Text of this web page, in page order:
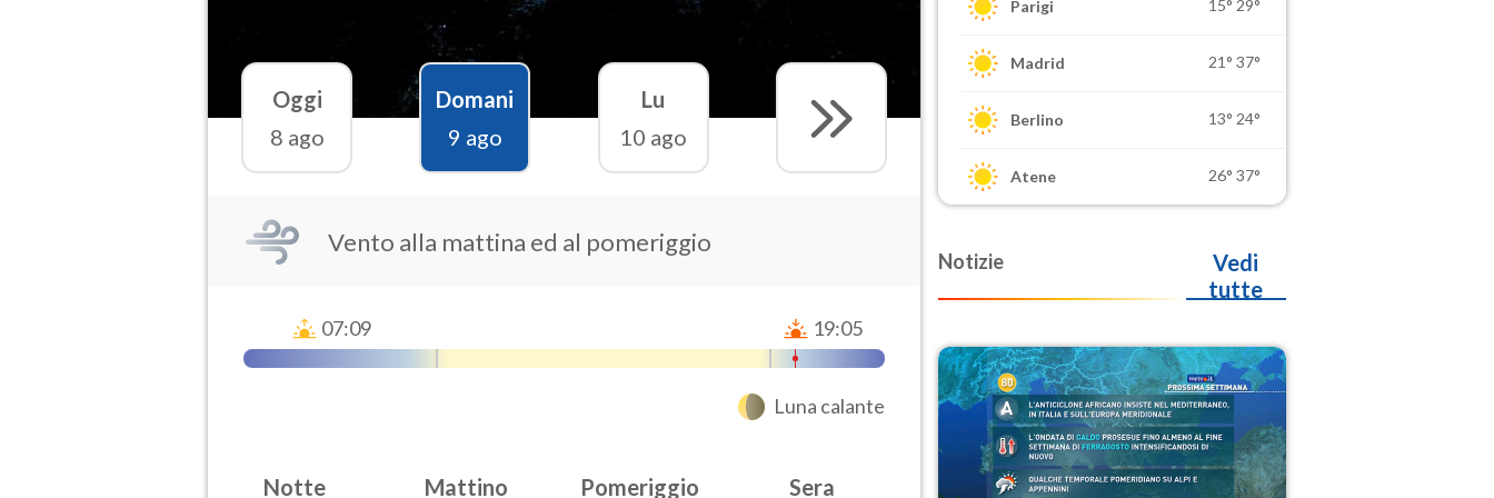
Oggi
8 ago
Domani
9 ago
Lu
10 ago
Vento alla mattina ed al pomeriggio
07:09 19:05
Luna calante
Notte Mattino Pomeriggio Sera
Parigi 15° 29°
Madrid 21° 37°
Berlino 13° 24°
Atene 26° 37°
Notizie
Vedi
tutte